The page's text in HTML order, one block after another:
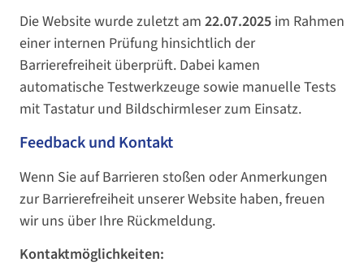
Die Website wurde zuletzt am 22.07.2025 im Rahmen
einer internen Prüfung hinsichtlich der
Barrierefreiheit überprüft. Dabei kamen
automatische Testwerkzeuge sowie manuelle Tests
mit Tastatur und Bildschirmleser zum Einsatz.
Feedback und Kontakt
Wenn Sie auf Barrieren stoßen oder Anmerkungen
zur Barrierefreiheit unserer Website haben, freuen
wir uns über Ihre Rückmeldung.
Kontaktmöglichkeiten: